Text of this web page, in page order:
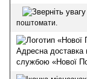
поштомати.
Адресна доставка
службою «Нової